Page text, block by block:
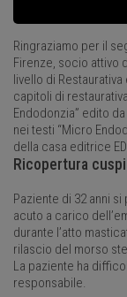
Ringraziamo per il
Firenze, socio attivo
livello di
capitoli di
Endodonzia” edito
nei testi “Micro
della casa editrice
Ricopertura
Paziente di 32 anni
acuto a carico
durante l’atto
rilascio del morso
La paziente ha
responsabile.